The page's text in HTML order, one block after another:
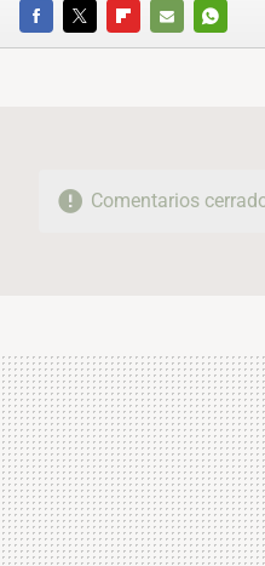
FACEBOOKTWITTERFLIPBOARD
E-
Comentarios